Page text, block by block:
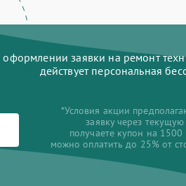
заявки на ремонт
действует персональная
*Условия акции
заявку через
получаете купон на
можно оплатить до 25% от